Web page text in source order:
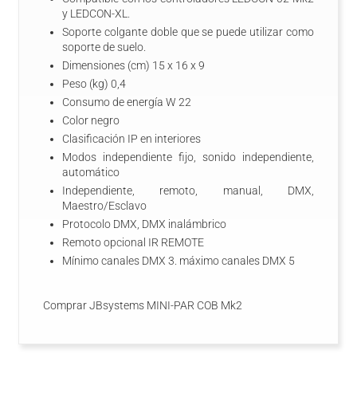
y LEDCON-XL.
Soporte colgante doble que se puede utilizar como
soporte de suelo.
Dimensiones (cm) 15 x 16 x 9
Peso (kg) 0,4
Consumo de energí­a W 22
Color negro
Clasificación IP en interiores
Modos independiente fijo, sonido independiente,
automático
Independiente, remoto, manual, DMX,
Maestro/Esclavo
Protocolo DMX, DMX inalámbrico
Remoto opcional IR REMOTE
Mí­nimo canales DMX 3. máximo canales DMX 5
Comprar JBsystems MINI-PAR COB Mk2